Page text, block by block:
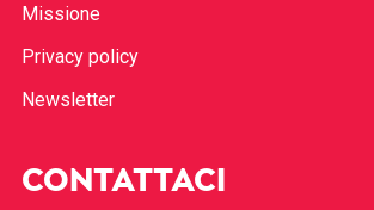
Missione
Privacy policy
Newsletter
CONTATTACI